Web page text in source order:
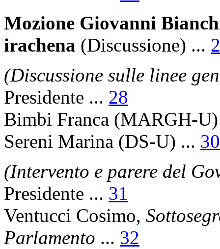
Mozione Giovanni
irachena (Discussione) ...
(Discussione sulle linee
Presidente ... 28
Bimbi Franca (MARGH-
Sereni Marina (DS-U) ... 30
(Intervento e parere del
Presidente ... 31
Ventucci Cosimo,
Parlamento ... 32